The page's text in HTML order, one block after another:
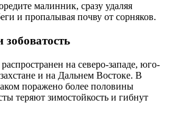
малинник, сразу удаляя
и пропалывая почву от сорняков.
на северо-западе, юго-
и на Дальнем Востоке. В
поражено более половины
теряют зимостойкость и гибнут